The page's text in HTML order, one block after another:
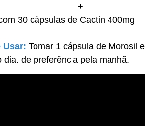
+
30 cápsulas de Cactin 400mg
Usar: Tomar 1 cápsula de Morosil
dia, de preferência pela manhã.